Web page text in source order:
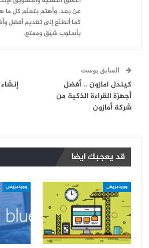
عن بعد، وأهتم بتعلّم كل ما
كما أتطلّع إلى تقديم أفضل
بأسلوب شيّق وممتع.
السابق بوست
كيندل امازون .. أفضل
أجهزة القراءة الذكية من
شركة أمازون
قد يعجبك ايضا
ووردبريس ووردبريس